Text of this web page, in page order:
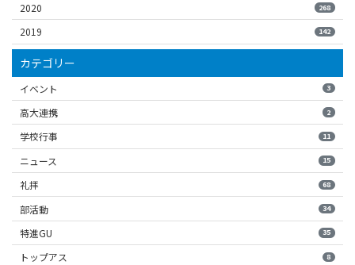
2020 268
2019 142
カテゴリー
イベント 3
高大連携 2
学校行事 11
ニュース 15
礼拝 68
部活動 34
特進GU 35
トップアス 8